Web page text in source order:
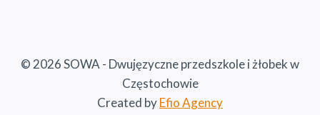
© 2026 SOWA - Dwujęzyczne przedszkole i żłobek w
Częstochowie
Created byEfio Agency